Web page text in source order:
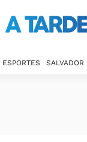
ESPORTES SALVADOR